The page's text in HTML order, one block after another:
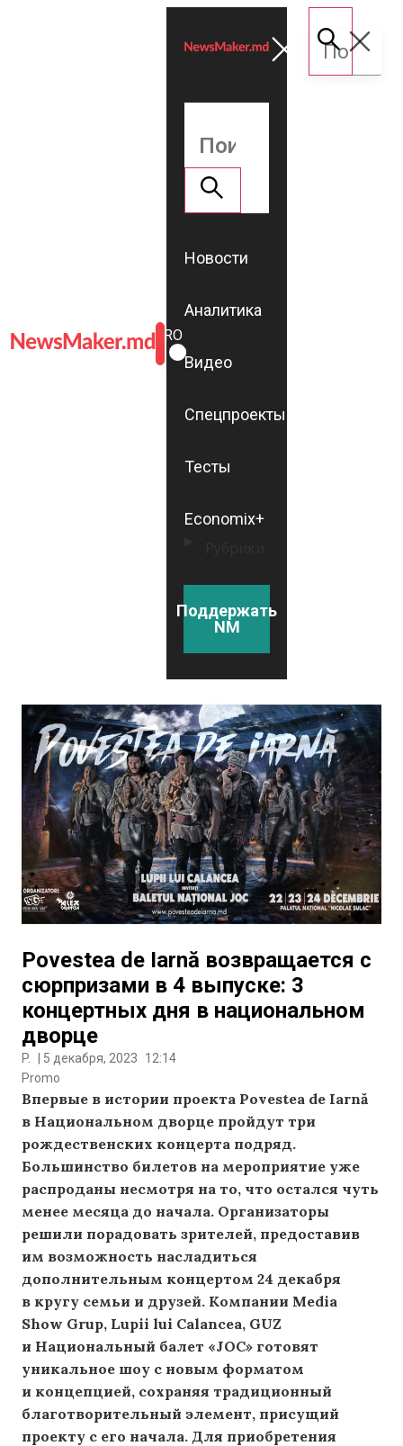
ROMÂNĂ
RU
Новости
Аналитика
Видео
Спецпроекты
Тесты
Economix+
Поддержать
NM
Povestea de Iarnă возвращается с
сюрпризами в 4 выпуске: 3
концертных дня в национальном
дворце
P. 5 декабря, 2023
12:14
Promo
Впервые в истории проекта Povestea de Iarnă
в Национальном дворце пройдут три
рождественских концерта подряд.
Большинство билетов на мероприятие уже
распроданы несмотря на то, что остался чуть
менее месяца до начала. Организаторы
решили порадовать зрителей, предоставив
им возможность насладиться
дополнительным концертом 24 декабря
в кругу семьи и друзей. Компании Media
Show Grup, Lupii lui Calancea, GUZ
и Национальный балет «JOC» готовят
уникальное шоу с новым форматом
и концепцией, сохраняя традиционный
благотворительный элемент, присущий
проекту с его начала. Для приобретения